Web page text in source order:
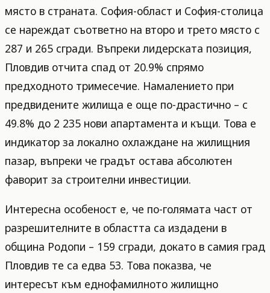
място в страната. София-област и София-столица
се нареждат съответно на второ и трето място с
287 и 265 сгради. Въпреки лидерската позиция,
Пловдив отчита спад от 20.9% спрямо
предходното тримесечие. Намалението при
предвидените жилища е още по-драстично – с
49.8% до 2 235 нови апартамента и къщи. Това е
индикатор за локално охлаждане на жилищния
пазар, въпреки че градът остава абсолютен
фаворит за строителни инвестиции.
Интересна особеност е, че по-голямата част от
разрешителните в областта са издадени в
община Родопи – 159 сгради, докато в самия град
Пловдив те са едва 53. Това показва, че
интересът към еднофамилното жилищно